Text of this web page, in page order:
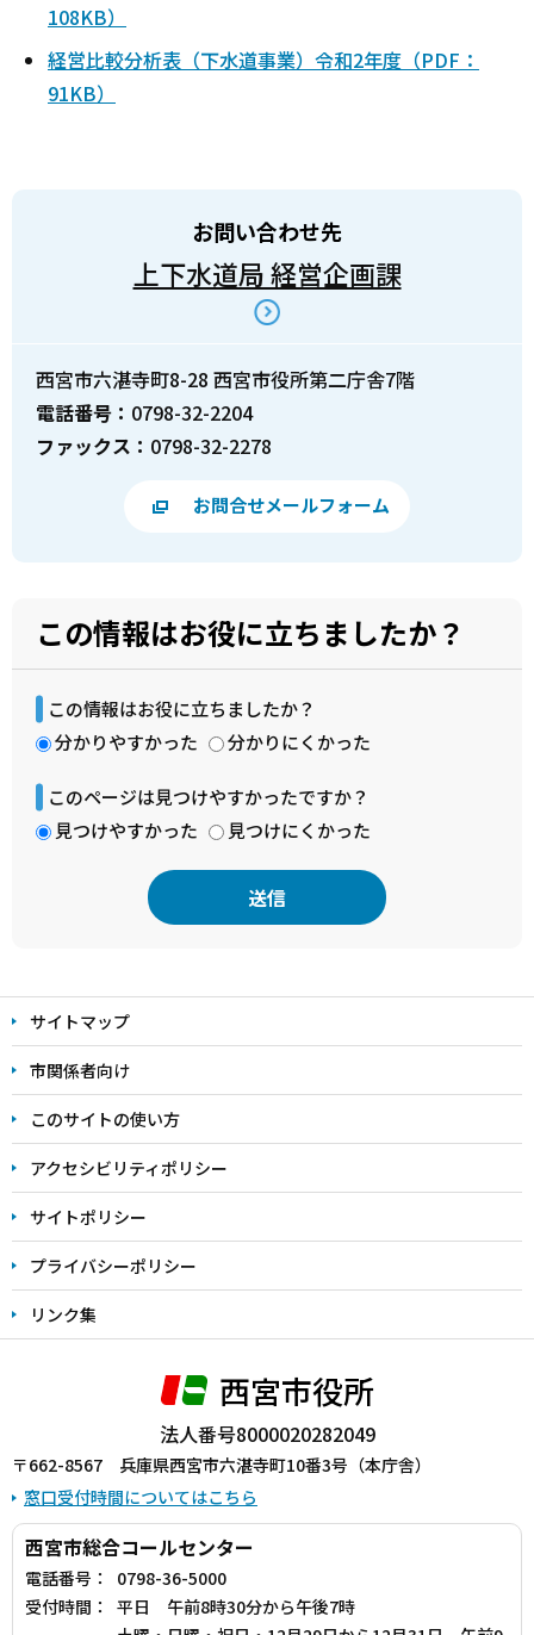
108KB）
経営比較分析表（下水道事業）令和2年度（PDF：
91KB）
お問い合わせ先
上下水道局 経営企画課
西宮市六湛寺町8-28 西宮市役所第二庁舎7階
電話番号： 0798-32-2204
ファックス： 0798-32-2278
お問合せメールフォーム
この情報はお役に立ちましたか？
この情報はお役に立ちましたか？
分かりやすかった
分かりにくかった
このページは見つけやすかったですか？
見つけやすかった
見つけにくかった
文
こ
こ
ま
で
サイトマップ
市関係者向け
このサイトの使い方
アクセシビリティポリシー
サイトポリシー
プライバシーポリシー
リンク集
西宮市役所
法人番号8000020282049
〒662-8567 兵庫県西宮市六湛寺町10番3号（本庁舎）
窓口受付時間についてはこちら
西宮市総合コールセンター
電話番号：
0798-36-5000
受付時間：
平日 午前8時30分から午後7時